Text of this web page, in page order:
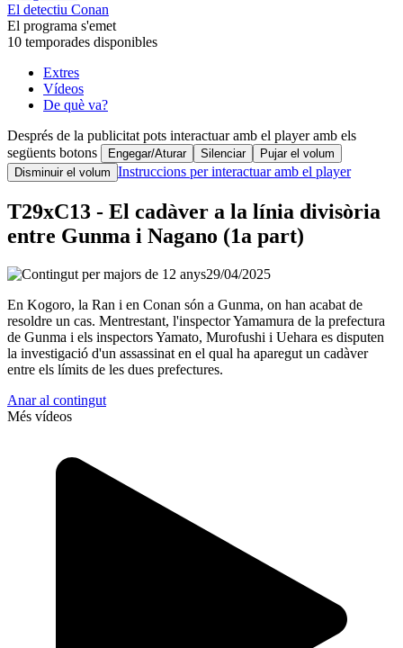
El detectiu Conan
El programa s'emet
10 temporades disponibles
Extres
Vídeos
De què va?
Després de la publicitat pots interactuar amb el player amb els
següents botons
Engegar/Aturar Silenciar
Pujar el volum
Disminuir el volum Instruccions per interactuar amb el player
T29xC13 - El cadàver a la línia divisòria
entre Gunma i Nagano (1a part)
29/04/2025
En Kogoro, la Ran i en Conan són a Gunma, on han acabat de
resoldre un cas. Mentrestant, l'inspector Yamamura de la prefectura
de Gunma i els inspectors Yamato, Murofushi i Uehara es disputen
la investigació d'un assassinat en el qual ha aparegut un cadàver
entre els límits de les dues prefectures.
Anar al contingut
Més vídeos